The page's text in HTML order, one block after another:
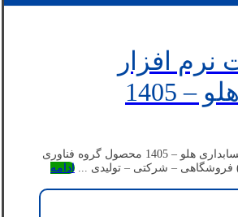
افزار
1405
لیست قیمت نرم افزار حسابداری هلو – 1405 محصول گروه فناوری
فروشگاهی – شرکتی – تولیدی ... ادامه